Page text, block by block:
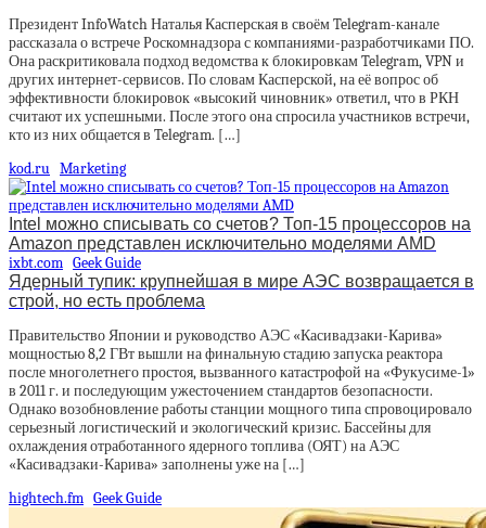
Президент InfoWatch Наталья Касперская в своём Telegram-канале
рассказала о встрече Роскомнадзора с компаниями-разработчиками ПО.
Она раскритиковала подход ведомства к блокировкам Telegram, VPN и
других интернет-сервисов. По словам Касперской, на её вопрос об
эффективности блокировок «высокий чиновник» ответил, что в РКН
считают их успешными. После этого она спросила участников встречи,
кто из них общается в Telegram. […]
kod.ru Marketing
Intel можно списывать со счетов? Топ-15 процессоров на
Amazon представлен исключительно моделями AMD
ixbt.com Geek Guide
Ядерный тупик: крупнейшая в мире АЭС возвращается в
строй, но есть проблема
Правительство Японии и руководство АЭС «Касивадзаки-Карива»
мощностью 8,2 ГВт вышли на финальную стадию запуска реактора
после многолетнего простоя, вызванного катастрофой на «Фукусиме-1»
в 2011 г. и последующим ужесточением стандартов безопасности.
Однако возобновление работы станции мощного типа спровоцировало
серьезный логистический и экологический кризис. Бассейны для
охлаждения отработанного ядерного топлива (ОЯТ) на АЭС
«Касивадзаки-Карива» заполнены уже на […]
hightech.fm Geek Guide